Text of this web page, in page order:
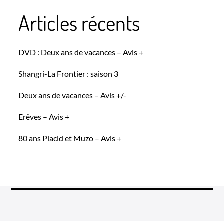
Articles récents
DVD : Deux ans de vacances – Avis +
Shangri-La Frontier : saison 3
Deux ans de vacances – Avis +/-
Erêves – Avis +
80 ans Placid et Muzo – Avis +